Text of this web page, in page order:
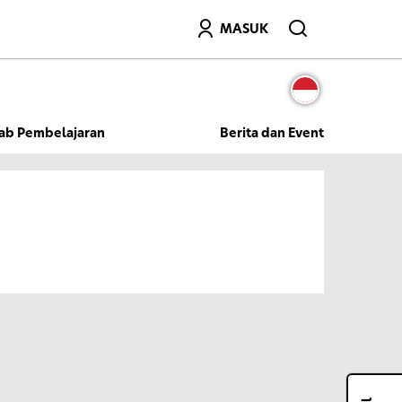
MASUK
Mencari
Pembelajaran Berita dan Event